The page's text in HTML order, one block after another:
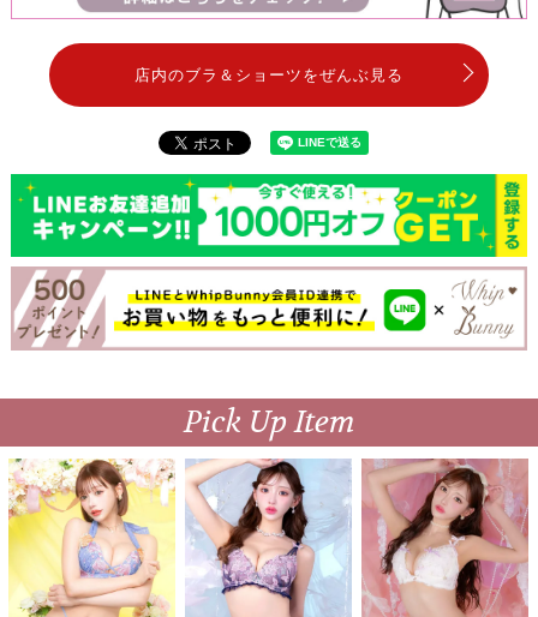
店内のブラ＆ショーツをぜんぶ見る
Pick Up Item